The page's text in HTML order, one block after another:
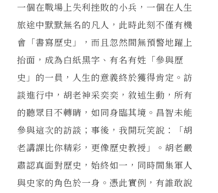
一個在戰場上失利挫敗的小兵，一個在人生
旅途中默默無名的凡人，此時此刻不僅有機
會「書寫歷史」，而且忽然間無預警地躍上
抬面，成為白紙黑字、有名有姓「參與歷
史」的一員，人生的意義終於獲得肯定。訪
談進行中，胡老神采奕奕，敘述生動，所有
的聽眾目不轉睛，如同身臨其境。昌智未能
參與這次的訪談；事後，我開玩笑說：「胡
老講課比你精彩，更像歷史教授」。胡老嚴
肅認真面對歷史，始終如一，同時間集軍人
與史家的角色於一身。憑此實例，有誰敢說